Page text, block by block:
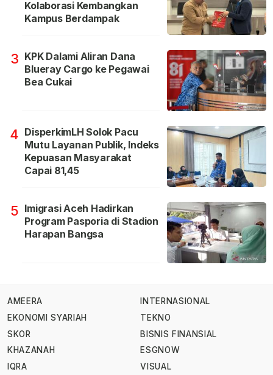
Kolaborasi Kembangkan
Kampus Berdampak
3 KPK Dalami Aliran Dana
Blueray Cargo ke Pegawai
Bea Cukai
4 DisperkimLH Solok Pacu
Mutu Layanan Publik, Indeks
Kepuasan Masyarakat
Capai 81,45
5 Imigrasi Aceh Hadirkan
Program Pasporia di Stadion
Harapan Bangsa
AMEERA
EKONOMI SYARIAH
SKOR
KHAZANAH
IQRA
INTERNASIONAL
TEKNO
BISNIS FINANSIAL
ESGNOW
VISUAL